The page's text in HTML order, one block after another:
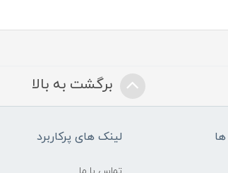
برگشت به بالا
لینک های پرکاربرد